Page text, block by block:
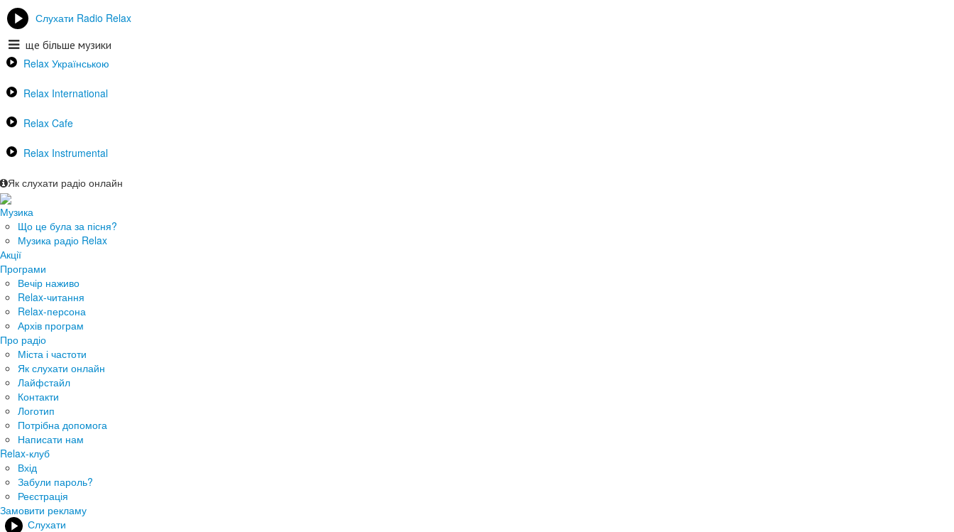
Слухати Radio Relax
ще більше музики
Relax Українською
Relax International
Relax Cafe
Relax Instrumental
Як слухати радіо онлайн
Музика
Що це була за пісня?
Музика радіо Relax
Акції
Програми
Вечір наживо
Relax-читання
Relax-персона
Архів програм
Про радіо
Міста і частоти
Як слухати онлайн
Лайфстайл
Контакти
Логотип
Потрібна допомога
Написати нам
Relax-клуб
Вхід
Забули пароль?
Реєстрація
Замовити рекламу
Слухати